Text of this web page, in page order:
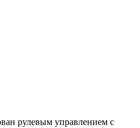
рулевым управлением с